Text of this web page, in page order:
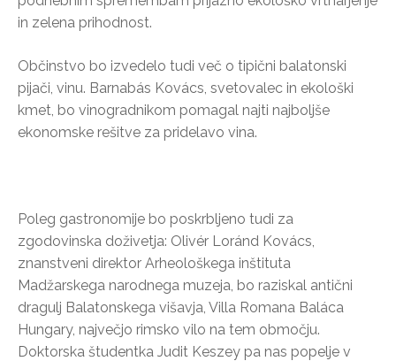
in zelena prihodnost.
Občinstvo bo izvedelo tudi več o tipični balatonski
pijači, vinu. Barnabás Kovács, svetovalec in ekološki
kmet, bo vinogradnikom pomagal najti najboljše
ekonomske rešitve za pridelavo vina.
Poleg gastronomije bo poskrbljeno tudi za
zgodovinska doživetja: Olivér Loránd Kovács,
znanstveni direktor Arheološkega inštituta
Madžarskega narodnega muzeja, bo raziskal antični
dragulj Balatonskega višavja, Villa Romana Baláca
Hungary, največjo rimsko vilo na tem območju.
Doktorska študentka Judit Keszey pa nas popelje v